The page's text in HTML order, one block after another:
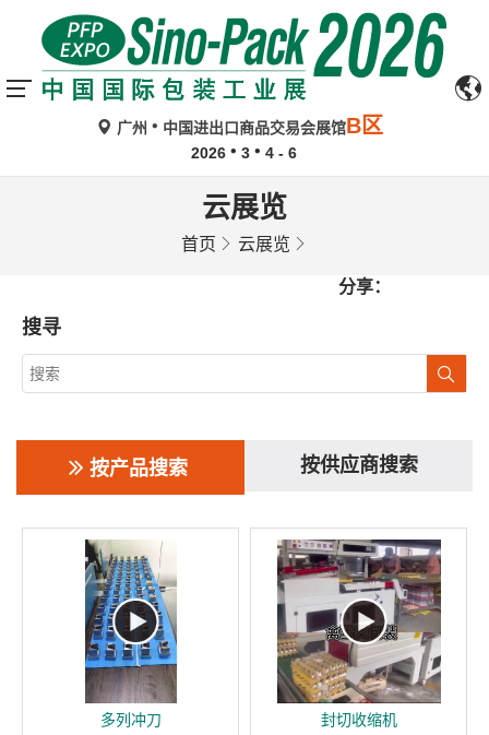
广州 中国进出口商品交易会展馆B区
2026 3 4 - 6
云展览
首页 云展览
分享：
搜寻
按产品搜索 按供应商搜索
多列冲刀 封切收缩机